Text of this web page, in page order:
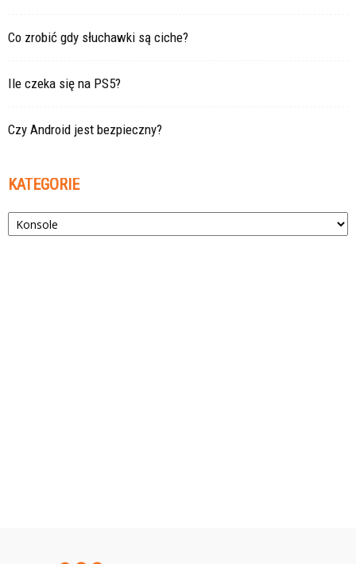
Co zrobić gdy słuchawki są ciche?
Ile czeka się na PS5?
Czy Android jest bezpieczny?
KATEGORIE
Kategorie